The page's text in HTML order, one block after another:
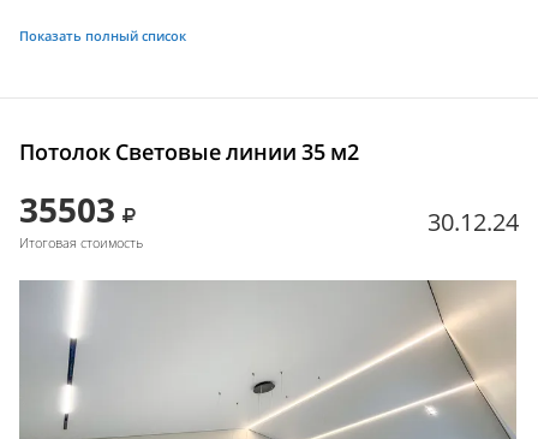
Показать полный список
Потолок Световые линии 35 м2
35503
Итоговая стоимость
30.12.24